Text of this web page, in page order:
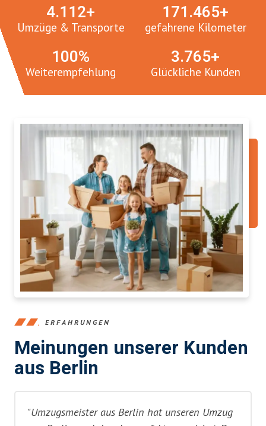
Umzüge & Transporte
4.112+
gefahrene Kilometer
171.465+
Weiterempfehlung
100%
Glückliche Kunden
3.765+
ERFAHRUNGEN
Meinungen unserer Kunden
aus Berlin
"Umzugsmeister aus Berlin hat unseren Umzug